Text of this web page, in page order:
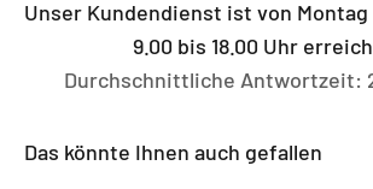
Unser Kundendienst ist von
9.00 bis 18.00 Uhr
Durchschnittliche Antwortzeit:
Das könnte Ihnen auch gefallen